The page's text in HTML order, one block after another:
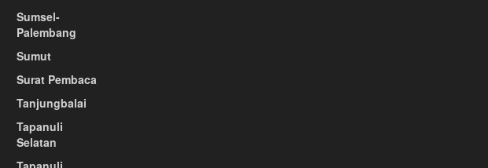
Sumsel-
Palembang
Sumut
Surat Pembaca
Tanjungbalai
Tapanuli
Selatan